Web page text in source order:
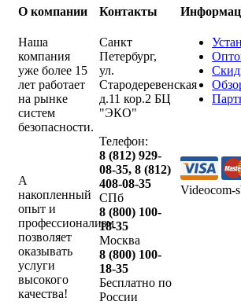
О компании
Наша
компания
уже более 15
лет работает
на рынке
систем
безопасности.
А
накопленный
опыт и
профессионализм
позволяет
оказывать
услуги
высокого
качества!
Контакты
Санкт
Петербург,
ул.
Стародеревенская
д.11 кор.2 БЦ
"ЭКО"
Телефон:
8 (812) 929-
08-35,8 (812)
408-08-35
СПб
8 (800) 100-
18-35
Москва
8 (800) 100-
18-35
Бесплатно по
России
Videocom-